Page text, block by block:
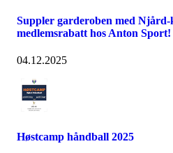
Suppler garderoben med
medlemsrabatt hos Anton Sport!
04.12.2025
Høstcamp håndball 2025